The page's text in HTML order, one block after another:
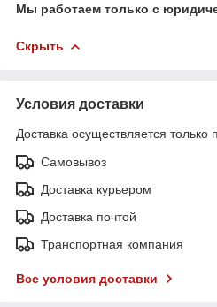
Мы работаем только с
Скрыть
Условия доставки
Доставка осуществляется только
Самовывоз
Доставка курьером
Доставка почтой
Транспортная компания
Все условия доставки